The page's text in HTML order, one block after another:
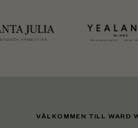
VÄLKOMMEN TILL WARD